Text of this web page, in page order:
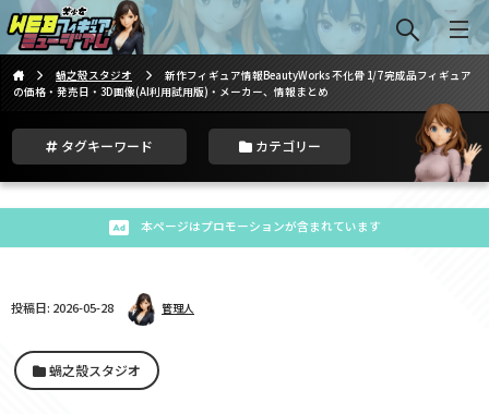
蝸之殼スタジオ
新作フィギュア情報BeautyWorks 不化骨 1/7 完成品フィギュア
の価格・発売日・3D画像(AI利用試用版)・メーカー、情報まとめ
タグキーワード カテゴリー
本ページはプロモーションが含まれています
投稿日: 2026-05-28 管理人
蝸之殼スタジオ